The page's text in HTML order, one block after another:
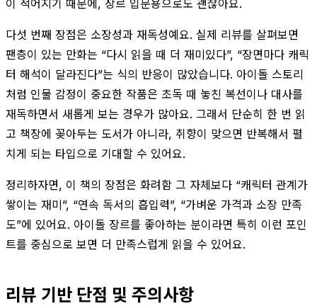
이 적어지기 때문에, 장르 입문용으로도 괜찮아요.
다섯 번째 장점은 소장성과 재독성예요. 실제 리뷰를 살펴보면
팬층이 있는 만화는 “다시 읽을 때 더 재미있다”, “장면마다 캐릭
터 해석이 달라진다”는 식의 반응이 많았습니다. 아이돌 스토리
처럼 인물 감정이 중요한 작품은 초독 때 놓친 복선이나 대사를
재독하면서 새롭게 보는 경우가 많아요. 그래서 단순히 한 번 읽
고 책장에 꽂아두는 도서가 아니라, 취향이 맞으면 반복해서 펼
치게 되는 타입으로 기대할 수 있어요.
정리하자면, 이 책의 장점은 화려함 그 자체보다 “캐릭터 관계가
쌓이는 재미”, “연속 독서의 흡입력”, “가벼운 가격과 소장 만족
도”에 있어요. 아이돌 장르를 좋아하는 분이라면 특히 이런 포인
트를 중심으로 보면 더 만족스럽게 읽을 수 있어요.
리뷰 기반 단점 및 주의사항